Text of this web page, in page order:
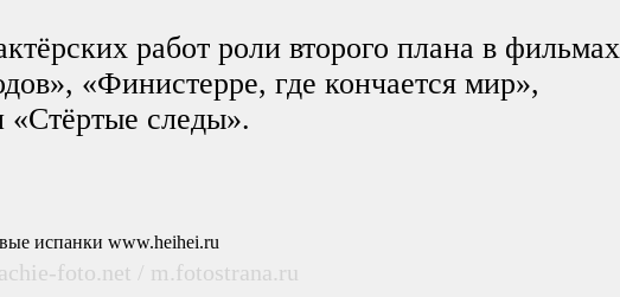
работ роли второго плана в фильмах
«Финистерре, где кончается мир»,
следы».
foto.net / m.fotostrana.ru